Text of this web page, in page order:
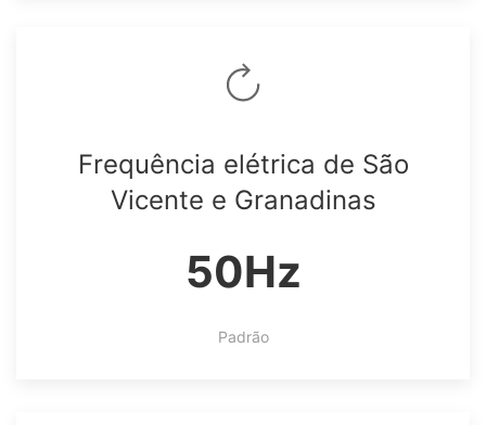
Frequência elétrica de São
Vicente e Granadinas
50Hz
Padrão